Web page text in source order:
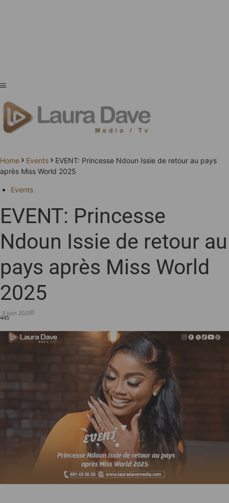
Home Events
EVENT: Princesse Ndoun Issie de retour au pays
après Miss World 2025
Events
EVENT: Princesse
Ndoun Issie de retour au
pays après Miss World
2025
3 juin 20250
445